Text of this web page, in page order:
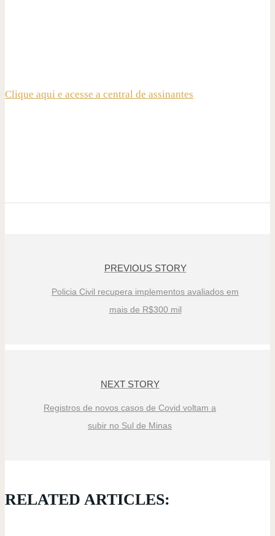
Clique aqui e acesse a central de assinantes
PREVIOUS STORY
Policia Civil recupera implementos avaliados em
mais de R$300 mil
NEXT STORY
Registros de novos casos de Covid voltam a
subir no Sul de Minas
RELATED ARTICLES: